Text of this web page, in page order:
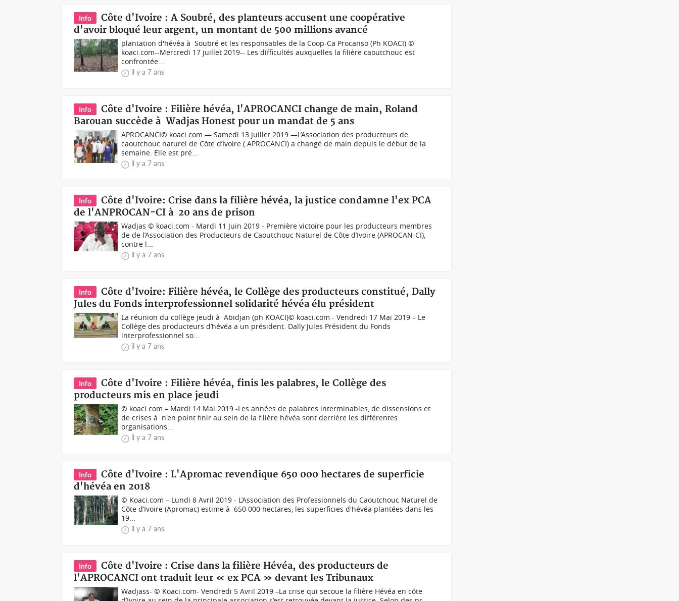
Info
Côte d'Ivoire : A Soubré, des planteurs accusent une coopérative
d'avoir bloqué leur argent, un montant de 500 millions avancé
plantation d'hévéa à Soubré et les responsables de la Coop-Ca Procanso (Ph KOACI) ©
koaci.com--Mercredi 17 juillet 2019-- Les difficultés auxquelles la filière caoutchouc est
confrontée...
il y a 7 ans
Info
Côte d'Ivoire : Filière hévéa, l'APROCANCI change de main, Roland
Barouan succède à Wadjas Honest pour un mandat de 5 ans
APROCANCI© koaci.com — Samedi 13 juillet 2019 —L’Association des producteurs de
caoutchouc naturel de Côte d’Ivoire ( APROCANCI) a changé de main depuis le début de la
semaine. Elle est pré...
il y a 7 ans
Info
Côte d'Ivoire: Crise dans la filière hévéa, la justice condamne l'ex PCA
de l'ANPROCAN-CI à 20 ans de prison
Wadjas © koaci.com - Mardi 11 Juin 2019 - Première victoire pour les producteurs membres
de de l’Association des Producteurs de Caoutchouc Naturel de Côte d’Ivoire (APROCAN-CI),
contre l...
il y a 7 ans
Info
Côte d'Ivoire: Filière hévéa, le Collège des producteurs constitué, Dally
Jules du Fonds interprofessionnel solidarité hévéa élu président
La réunion du collège jeudi à Abidjan (ph KOACI)© koaci.com - Vendredi 17 Mai 2019 – Le
Collège des producteurs d’hévéa a un président. Dally Jules Président du Fonds
interprofessionnel so...
il y a 7 ans
Info
Côte d'Ivoire : Filière hévéa, finis les palabres, le Collège des
producteurs mis en place jeudi
© koaci.com – Mardi 14 Mai 2019 -Les années de palabres interminables, de dissensions et
de crises à n'en point finir au sein de la filière hévéa sont derrière les différentes
organisations...
il y a 7 ans
Info
Côte d'Ivoire : L'Apromac revendique 650 000 hectares de superficie
d'hévéa en 2018
© Koaci.com – Lundi 8 Avril 2019 - L’Association des Professionnels du Caoutchouc Naturel de
Côte d’Ivoire (Apromac) estime à 650 000 hectares, les superficies d'hévéa plantées dans les
19...
il y a 7 ans
Info
Côte d'Ivoire : Crise dans la filière Hévéa, des producteurs de
l'APROCANCI ont traduit leur « ex PCA » devant les Tribunaux
Wadjass- © Koaci.com- Vendredi 5 Avril 2019 –La crise qui secoue la filière Hévéa en côte